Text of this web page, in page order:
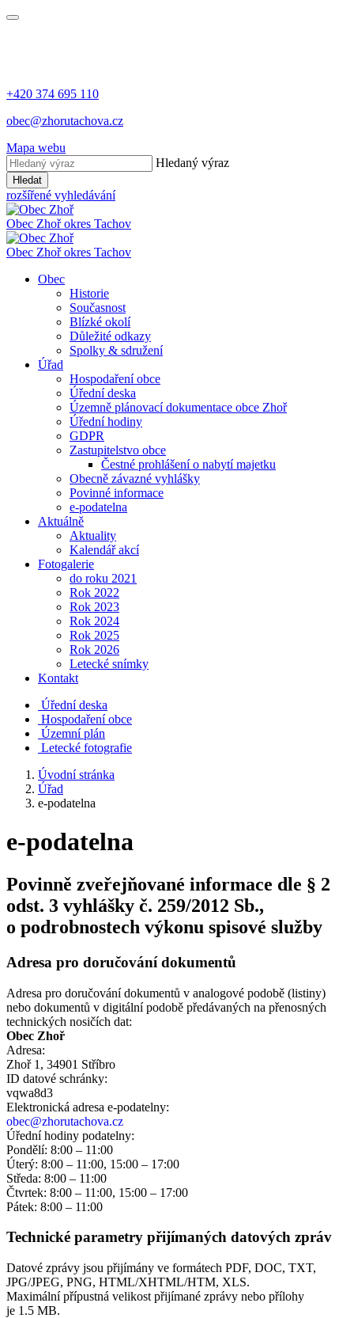
+420 374 695 110
obec@zhorutachova.cz
Mapa webu
Hledaný výraz
Hledat
rozšířené vyhledávání
Obec Zhoř okres Tachov
Obec Zhoř okres Tachov
Obec
Historie
Současnost
Blízké okolí
Důležité odkazy
Spolky & sdružení
Úřad
Hospodaření obce
Úřední deska
Územně plánovací dokumentace obce Zhoř
Úřední hodiny
GDPR
Zastupitelstvo obce
Čestné prohlášení o nabytí majetku
Obecně závazné vyhlášky
Povinné informace
e-podatelna
Aktuálně
Aktuality
Kalendář akcí
Fotogalerie
do roku 2021
Rok 2022
Rok 2023
Rok 2024
Rok 2025
Rok 2026
Letecké snímky
Kontakt
Úřední deska
Hospodaření obce
Územní plán
Letecké fotografie
Úvodní stránka
Úřad
e-podatelna
e-podatelna
Povinně zveřejňované informace dle § 2
odst. 3 vyhlášky č. 259/2012 Sb.,
o podrobnostech výkonu spisové služby
Adresa pro doručování dokumentů
Adresa pro doručování dokumentů v analogové podobě (listiny)
nebo dokumentů v digitální podobě předávaných na přenosných
technických nosičích dat:
Obec Zhoř
Adresa:
Zhoř 1, 34901 Stříbro
ID datové schránky:
vqwa8d3
Elektronická adresa e‑podatelny:
obec@zhorutachova.cz
Úřední hodiny podatelny:
Pondělí: 8:00 – 11:00
Úterý: 8:00 – 11:00, 15:00 – 17:00
Středa: 8:00 – 11:00
Čtvrtek: 8:00 – 11:00, 15:00 – 17:00
Pátek: 8:00 – 11:00
Technické parametry přijímaných datových zpráv
Datové zprávy jsou přijímány ve formátech PDF, DOC, TXT,
JPG/JPEG, PNG, HTML/XHTML/HTM, XLS.
Maximální přípustná velikost přijímané zprávy nebo přílohy
je 1.5 MB.